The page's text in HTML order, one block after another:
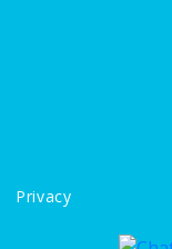
Privacy